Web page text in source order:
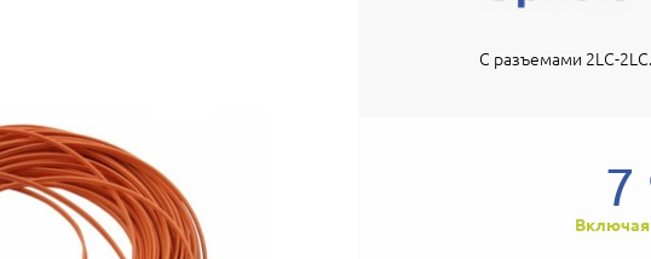
С разъемами 2LC-2LC.
7
Включая